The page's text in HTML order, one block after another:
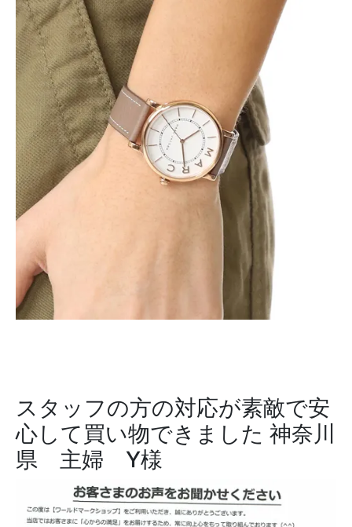
スタッフの方の対応が素敵で安
心して買い物できました 神奈川
県 主婦 Y様